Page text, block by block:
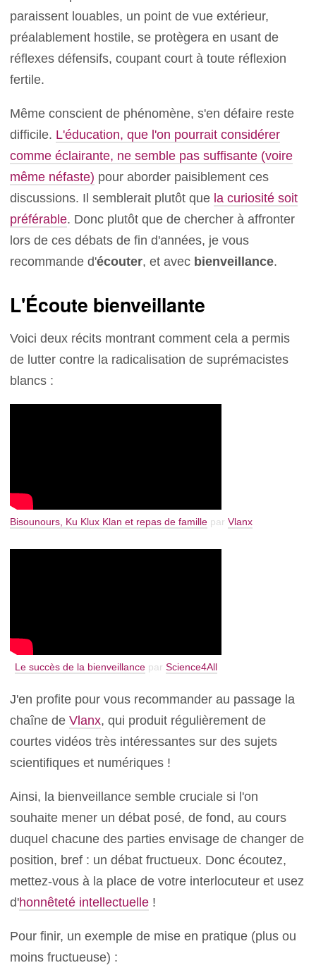
paraissent louables, un point de vue extérieur,
préalablement hostile, se protègera en usant de
réflexes défensifs, coupant court à toute réflexion
fertile.
Même conscient de phénomène, s'en défaire reste
difficile. L'éducation, que l'on pourrait considérer
comme éclairante, ne semble pas suffisante (voire
même néfaste) pour aborder paisiblement ces
discussions. Il semblerait plutôt que la curiosité soit
préférable. Donc plutôt que de chercher à affronter
lors de ces débats de fin d'années, je vous
recommande d'écouter, et avec bienveillance.
L'Écoute bienveillante
Voici deux récits montrant comment cela a permis
de lutter contre la radicalisation de suprémacistes
blancs :
Bisounours, Ku Klux Klan et repas de famille parVlanx
Le succès de la bienveillancepar Science4All
J'en profite pour vous recommander au passage la
chaîne deVlanx, qui produit régulièrement de
courtes vidéos très intéressantes sur des sujets
scientifiques et numériques !
Ainsi, la bienveillance semble cruciale si l'on
souhaite mener un débat posé, de fond, au cours
duquel chacune des parties envisage de changer de
position, bref : un débat fructueux. Donc écoutez,
mettez-vous à la place de votre interlocuteur et usez
d'honnêteté intellectuelle !
Pour finir, un exemple de mise en pratique (plus ou
moins fructueuse) :